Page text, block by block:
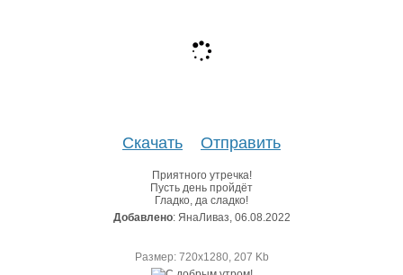
Скачать Отправить
Приятного утречка!
Пусть день пройдёт
Гладко, да сладко!
Добавлено: ЯнаЛиваз, 06.08.2022
Размер: 720х1280, 207 Kb